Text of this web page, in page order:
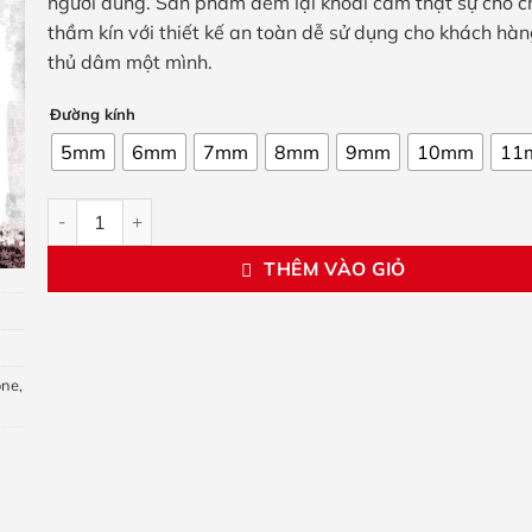
,
thầm kín với thiết kế an toàn dễ sử dụng cho khách
thủ dâm một mình.
Đường kính
5mm 6mm 7mm 8mm 9mm 10mm
Que thông niệu đạo đinh tán silicone số lượng
THÊM VÀO GIỎ